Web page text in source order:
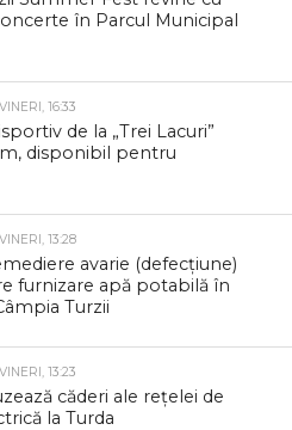
în Parcul Municipal
VINERI, 16:33
de la „Trei Lacuri”
disponibil pentru
VINERI, 13:28
avarie (defecțiune)
furnizare apă potabilă în
Turzii
VINERI, 13:23
căderi ale rețelei de
la Turda